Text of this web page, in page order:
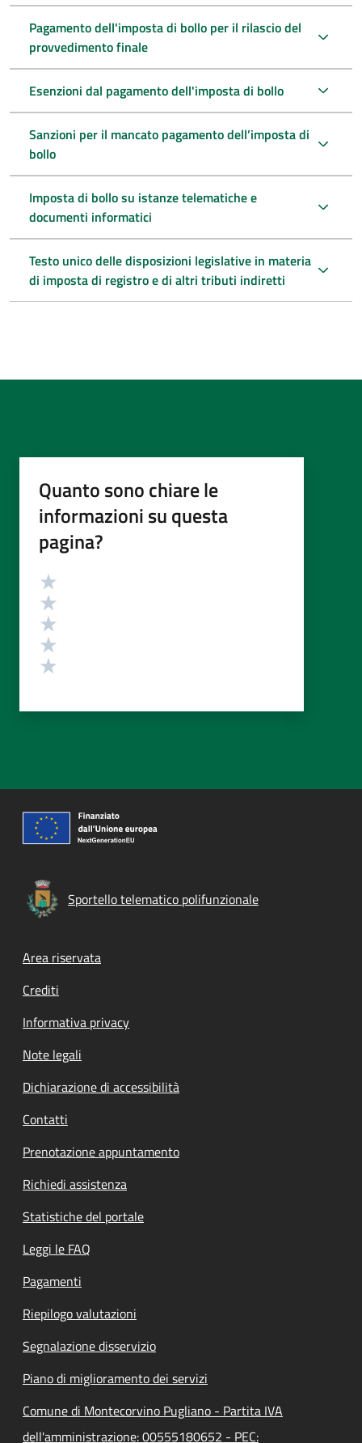
Pagamento dell'imposta di bollo per il rilascio del
provvedimento finale
Esenzioni dal pagamento dell'imposta di bollo
Sanzioni per il mancato pagamento dell’imposta di
bollo
Imposta di bollo su istanze telematiche e
documenti informatici
Testo unico delle disposizioni legislative in materia
di imposta di registro e di altri tributi indiretti
Quanto sono chiare le
informazioni su questa
pagina?
Valutazione
Sportello telematico polifunzionale
Footer menu
Area riservata
Crediti
Informativa privacy
Note legali
Dichiarazione di accessibilità
Contatti
Prenotazione appuntamento
Richiedi assistenza
Statistiche del portale
Leggi le FAQ
Pagamenti
Riepilogo valutazioni
Segnalazione disservizio
Piano di miglioramento dei servizi
Comune di Montecorvino Pugliano - Partita IVA
dell'amministrazione: 00555180652 - PEC: